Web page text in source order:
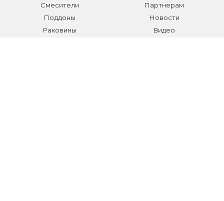
Смесители
Поддоны
Раковины
Партнерам
Новости
Видео